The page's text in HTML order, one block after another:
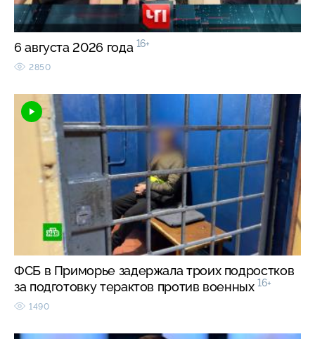
6 августа 2026 года 16+
2850
ФСБ в Приморье задержала троих подростков
за подготовку терактов против военных 16+
1490